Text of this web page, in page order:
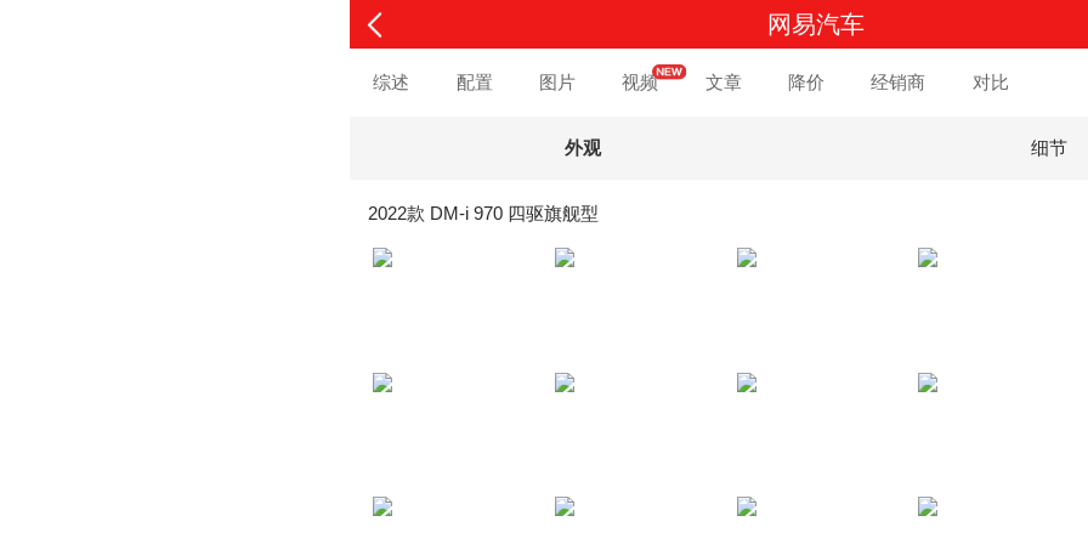
网易汽车
综述 配置 图片 视频 文章 降价 经销商 对比
外观 细节
2022款 DM-i 970 四驱旗舰型